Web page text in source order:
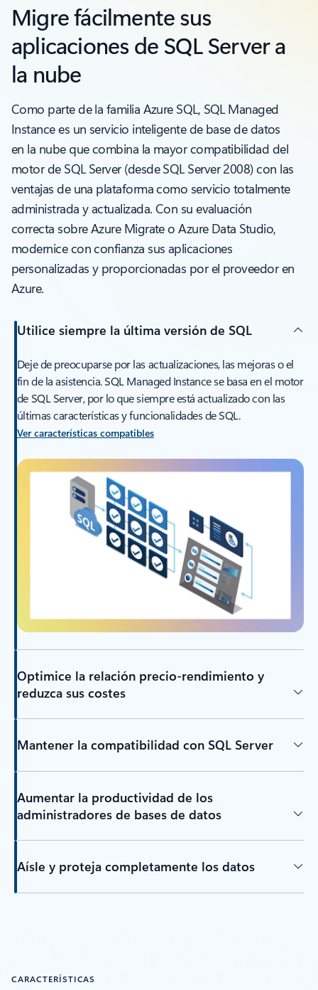
Migre fácilmente sus
aplicaciones de SQL Server a
la nube
Como parte de la familia Azure SQL, SQL Managed
Instance es un servicio inteligente de base de datos
en la nube que combina la mayor compatibilidad del
motor de SQL Server (desde SQL Server 2008) con las
ventajas de una plataforma como servicio totalmente
administrada y actualizada. Con su evaluación
correcta sobre Azure Migrate o Azure Data Studio,
modernice con confianza sus aplicaciones
personalizadas y proporcionadas por el proveedor en
Azure.
Utilice siempre la última versión de SQL
Deje de preocuparse por las actualizaciones, las mejoras o el
fin de la asistencia. SQL Managed Instance se basa en el motor
de SQL Server, por lo que siempre está actualizado con las
últimas características y funcionalidades de SQL.
Ver características compatibles
Optimice la relación precio-rendimiento y
reduzca sus costes
Mantener la compatibilidad con SQL Server
Aumentar la productividad de los
administradores de bases de datos
Aísle y proteja completamente los datos
CARACTERÍSTICAS